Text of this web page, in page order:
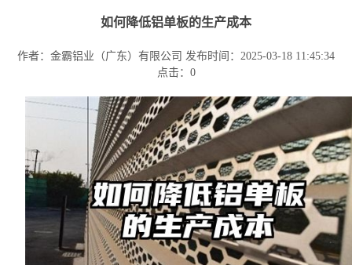
如何降低铝单板的生产成本
作者：金霸铝业（广东）有限公司 发布时间：2025-03-18 11:45:34
点击： 0